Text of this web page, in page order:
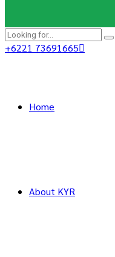
+6221 73691665
Home
About KYR